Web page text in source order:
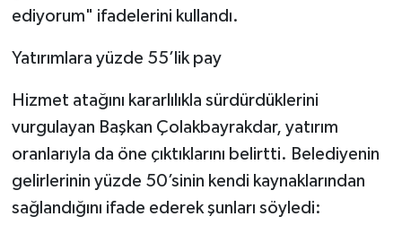
ediyorum" ifadelerini kullandı.
Yatırımlara yüzde 55’lik pay
Hizmet atağını kararlılıkla sürdürdüklerini
vurgulayan Başkan Çolakbayrakdar, yatırım
oranlarıyla da öne çıktıklarını belirtti. Belediyenin
gelirlerinin yüzde 50’sinin kendi kaynaklarından
sağlandığını ifade ederek şunları söyledi: